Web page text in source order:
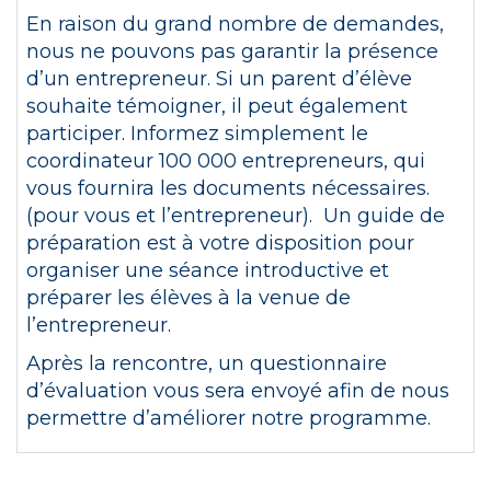
En raison du grand nombre de demandes,
nous ne pouvons pas garantir la présence
d’un entrepreneur. Si un parent d’élève
souhaite témoigner, il peut également
participer. Informez simplement le
coordinateur 100 000 entrepreneurs, qui
vous fournira les documents nécessaires.
(pour vous et l’entrepreneur). Un guide de
préparation est à votre disposition pour
organiser une séance introductive et
préparer les élèves à la venue de
l’entrepreneur.
Après la rencontre, un questionnaire
d’évaluation vous sera envoyé afin de nous
permettre d’améliorer notre programme.